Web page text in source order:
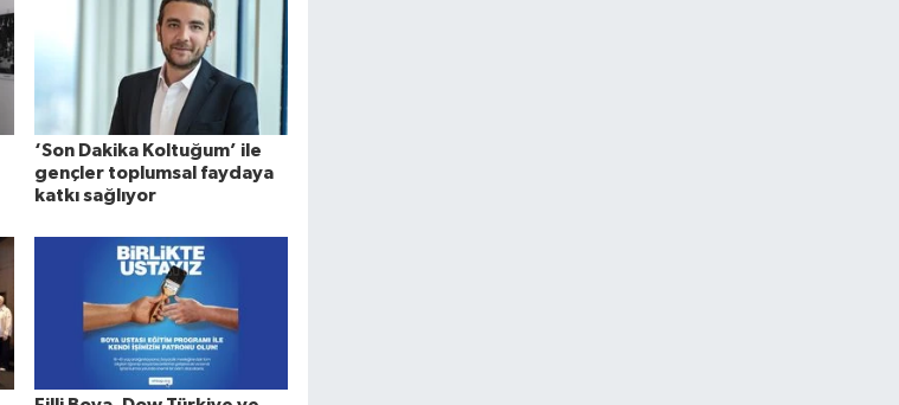
‘Son Dakika Koltuğum’ ile
gençler toplumsal faydaya
katkı sağlıyor